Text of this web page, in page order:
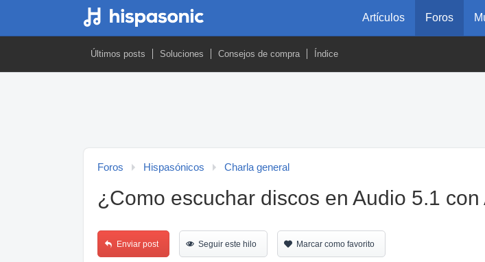
Artículos Foros
Últimos posts Soluciones Consejos de compra Índice
Foros Hispasónicos Charla general
¿Como escuchar discos en Audio 5.1
Enviar post Seguir este hilo Marcar como favorito